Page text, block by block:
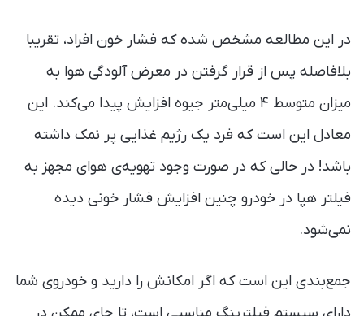
در این مطالعه مشخص شده که فشار خون افراد، تقریبا
بلافاصله پس از قرار گرفتن در معرض آلودگی هوا به
میزان متوسط ۴ میلی‌متر جیوه افزایش پیدا می‌کند. این
معادل این است که فرد یک رژیم غذایی پر نمک داشته
باشد! در حالی که در صورت وجود تهویه‌ی هوای مجهز به
فیلتر هپا در خودرو چنین افزایش فشار خونی دیده
نمی‌شود.
جمع‌بندی این است که اگر امکانش را دارید و خودروی شما